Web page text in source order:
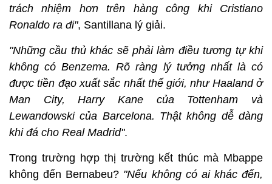
trách nhiệm hơn trên hàng công khi Cristiano
Ronaldo ra đi", Santillana lý giải.
"Những cầu thủ khác sẽ phải làm điều tương tự khi
không có Benzema. Rõ ràng lý tưởng nhất là có
được tiền đạo xuất sắc nhất thế giới, như Haaland ở
Man City, Harry Kane của Tottenham và
Lewandowski của Barcelona. Thật không dễ dàng
khi đá cho Real Madrid".
Trong trường hợp thị trường kết thúc mà Mbappe
không đến Bernabeu? "Nếu không có ai khác đến,